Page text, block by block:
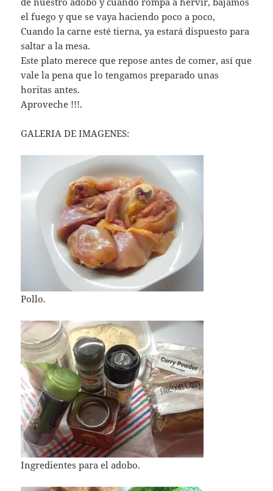
el fuego y que se vaya haciendo poco a poco,
Cuando la carne esté tierna, ya estará dispuesto para
saltar a la mesa.
Este plato merece que repose antes de comer, así que
vale la pena que lo tengamos preparado unas
horitas antes.
Aproveche !!!.
GALERIA DE IMAGENES:
Pollo.
Ingredientes para el adobo.